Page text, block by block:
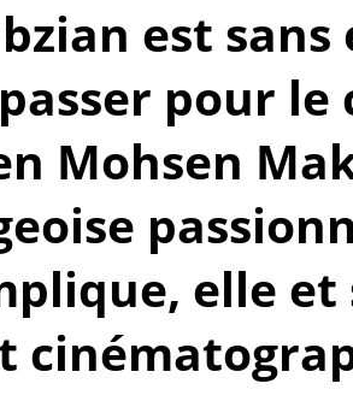
est
pour
Mohsen
elle